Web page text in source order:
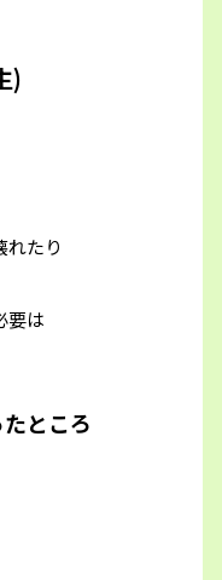
)
れたり
要は
ところ